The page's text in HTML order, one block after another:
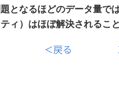
となるほどのデータ量で
ィ）はほぼ解決されるこ
＜戻る